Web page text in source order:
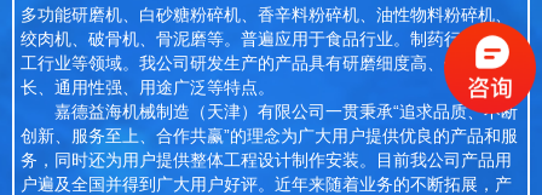
多功能研磨机、白砂糖粉碎机、香辛料粉碎机、油性物料粉碎机、
绞肉机、破骨机、骨泥磨等。普遍应用于食品行业。制药行业、化
工行业等领域。我公司研发生产的产品具有研磨细度高、使用寿命
长、通用性强、用途广泛等特点。
嘉德益海机械制造（天津）有限公司一贯秉承“追求品质、不断
创新、服务至上、合作共赢”的理念为广大用户提供优良的产品和服
务，同时还为用户提供整体工程设计制作安装。目前我公司产品用
户遍及全国并得到广大用户好评。近年来随着业务的不断拓展，产